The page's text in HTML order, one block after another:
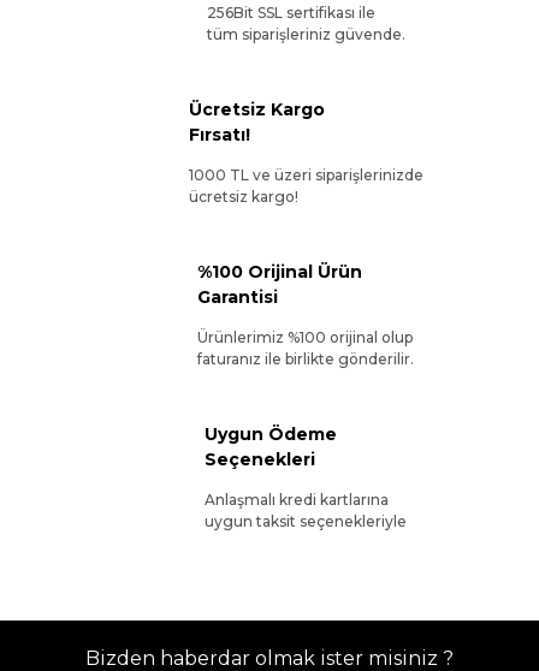
256Bit SSL sertifikası ile
tüm siparişleriniz güvende.
Ücretsiz Kargo
Fırsatı!
1000 TL ve üzeri siparişlerinizde
ücretsiz kargo!
%100 Orijinal Ürün
Garantisi
Ürünlerimiz %100 orijinal olup
faturanız ile birlikte gönderilir.
Uygun Ödeme
Seçenekleri
Anlaşmalı kredi kartlarına
uygun taksit seçenekleriyle
Bizden haberdar olmak ister misiniz ?